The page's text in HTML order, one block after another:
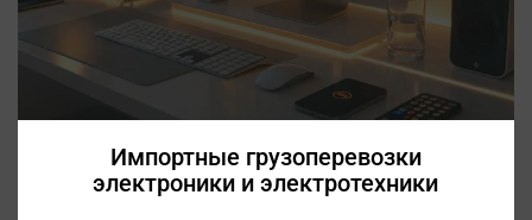
Импортные грузоперевозки
электроники и электротехники